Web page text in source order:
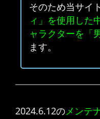
そのため当サイ
ィ」を使用した
ャラクターを「
ます。
2024.6.12のメンテ